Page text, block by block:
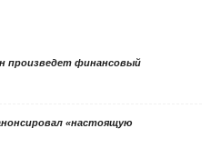
произведет финансовый
«настоящую